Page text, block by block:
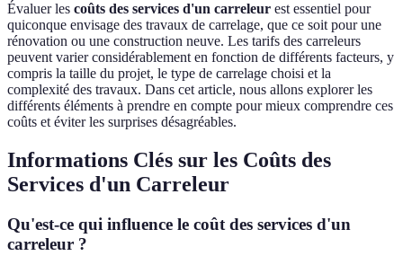
Évaluer les coûts des services d'un carreleur est essentiel pour
quiconque envisage des travaux de carrelage, que ce soit pour une
rénovation ou une construction neuve. Les tarifs des carreleurs
peuvent varier considérablement en fonction de différents facteurs, y
compris la taille du projet, le type de carrelage choisi et la
complexité des travaux. Dans cet article, nous allons explorer les
différents éléments à prendre en compte pour mieux comprendre ces
coûts et éviter les surprises désagréables.
Informations Clés sur les Coûts des
Services d'un Carreleur
Qu'est-ce qui influence le coût des services d'un
carreleur ?